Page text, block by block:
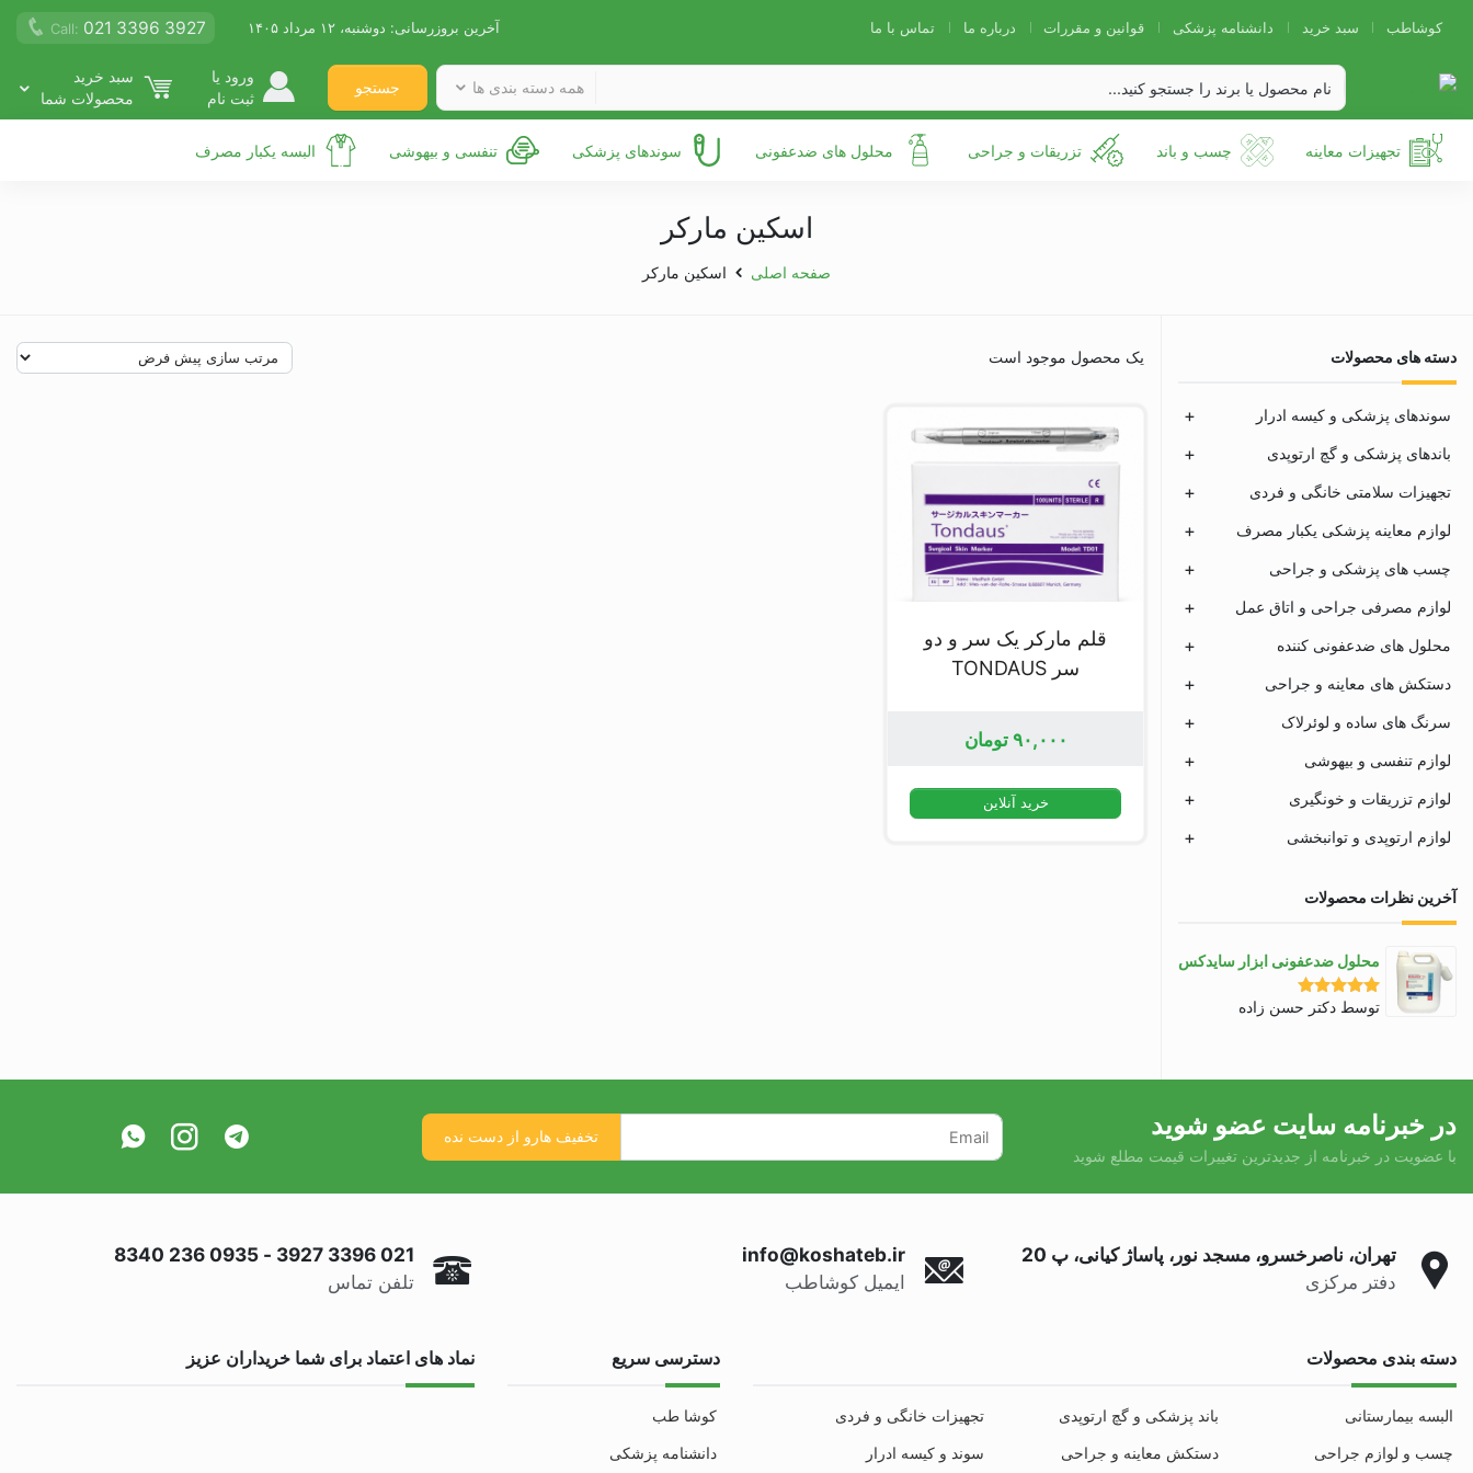
کوشاطب سبد خرید دانشنامه پزشکی قوانین و مقررات درباره ما تماس با ما آخرین بروزرسانی: دوشنبه، ۱۲ مرداد ۱۴۰۵ Call: 021 3396 3927
همه دسته بندی ها جستجو
ورود یا
ثبت نام
سبد خرید
محصولات شما
تجهیزات معاینه چسب و باند تزریقات و جراحی محلول های ضدعفونی سوندهای پزشکی تنفسی و بیهوشی البسه یکبار مصرف
اسکین مارکر
صفحه اصلی اسکین مارکر
دسته های محصولات
سوندهای پزشکی و کیسه ادرار
باندهای پزشکی و گچ ارتوپدی
تجهیزات سلامتی خانگی و فردی
لوازم معاینه پزشکی یکبار مصرف
چسب های پزشکی و جراحی
لوازم مصرفی جراحی و اتاق عمل
محلول های ضدعفونی کننده
دستکش های معاینه و جراحی
سرنگ های ساده و لوئرلاک
لوازم تنفسی و بیهوشی
لوازم تزریقات و خونگیری
لوازم ارتوپدی و توانبخشی
آخرین نظرات محصولات
محلول ضدعفونی ابزار سایدکس
نمره5از 5
توسط دکتر حسن زاده
یک محصول موجود است
قلم مارکر یک سر و دو
سر TONDAUS
۹۰,۰۰۰ تومان
خرید آنلاین
در خبرنامه سایت عضو شوید
با عضویت در خبرنامه از جدیدترین تغییرات قیمت مطلع شوید
تهران، ناصرخسرو، مسجد نور، پاساژ کیانی، پ 20
دفتر مرکزی
info@koshateb.ir
ایمیل کوشاطب
021 3396 3927
-
0935 236 8340
تلفن تماس
دسته بندی محصولات
البسه بیمارستانی باند پزشکی و گچ ارتوپدی
تجهیزات خانگی و فردی
چسب و لوازم جراحی
دستکش معاینه و جراحی سوند و کیسه ادرار
دسترسی سریع
کوشا طب
دانشنامه پزشکی
نماد های اعتماد برای شما خریداران عزیز